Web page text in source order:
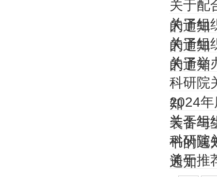
关于配
的通知
关于组
的通知
关于组
的通知
关于举
科研院
知
2024年
装备与
关于组
书的通
科研院
通知
关于推